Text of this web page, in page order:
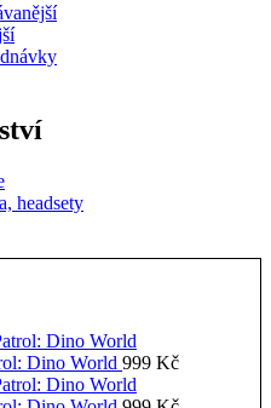
headsety
Dino World 999 Kč